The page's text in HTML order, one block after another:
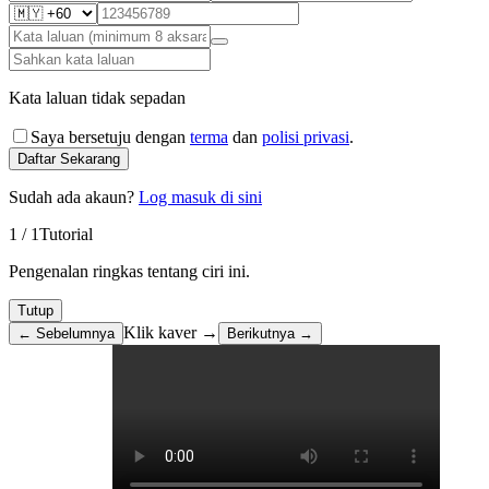
Kata laluan tidak sepadan
Saya bersetuju dengan terma dan polisi privasi.
Daftar Sekarang
Sudah ada akaun? Log masuk di sini
1 / 1Tutorial
Pengenalan ringkas tentang ciri ini.
Tutup
← Sebelumnya Klik kaver → Berikutnya →